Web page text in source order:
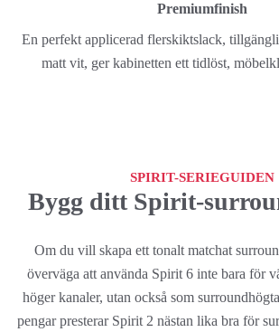
Premiumfinish
En perfekt applicerad flerskiktslack,
matt vit, ger kabinetten ett tidlöst,
SPIRIT-SERIEGUIDEN
Bygg ditt Spirit-
Om du vill skapa ett tonalt matchat
överväga att använda Spirit 6 inte bara för
höger kanaler, utan också som
pengar presterar Spirit 2 nästan lika bra för